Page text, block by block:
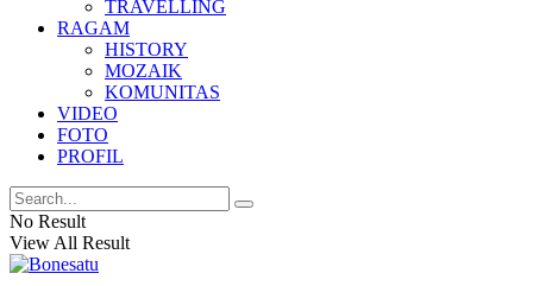
TRAVELLING
RAGAM
HISTORY
MOZAIK
KOMUNITAS
VIDEO
FOTO
PROFIL
No Result
View All Result